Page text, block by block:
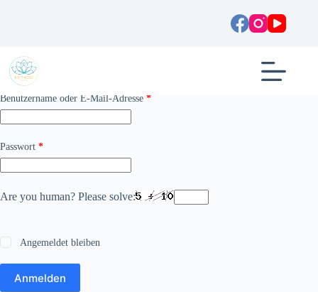
Anmelden
Benutzername oder E-Mail-Adresse *Erforderlich
Passwort *Erforderlich
Are you human? Please solve:
Angemeldet bleiben
Anmelden